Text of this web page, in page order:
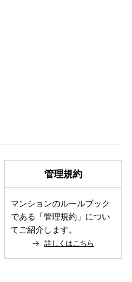
管理規約
マンションのルールブック
である「管理規約」につい
てご紹介します。
詳しくはこちら